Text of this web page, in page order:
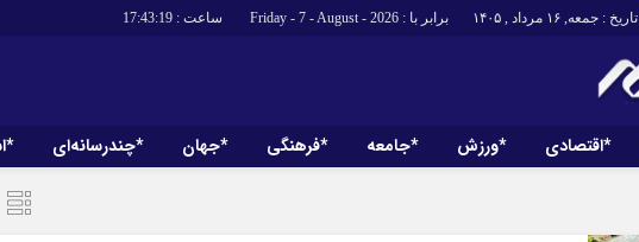
تاریخ : جمعه, ۱۶ مرداد , ۱۴۰۵ برابر با : Friday - 7 - August - 2026 ساعت : 17:43:20
*اقتصادی *ورزش *جامعه *فرهنگی *جهان *چندرسانه‌ای